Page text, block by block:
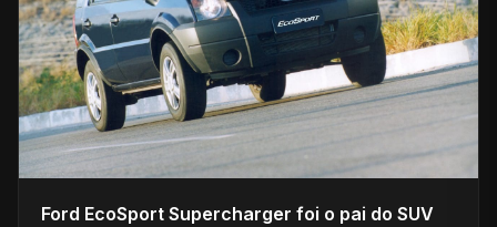
Ford EcoSport Supercharger foi o pai do SUV